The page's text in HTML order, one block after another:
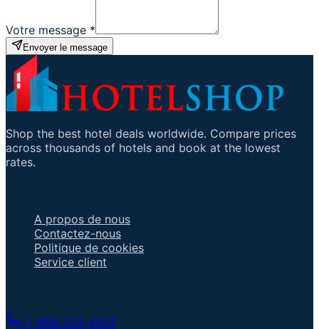
Votre message *
Envoyer le message
Shop the best hotel deals worldwide. Compare prices
across thousands of hotels and book at the lowest
rates.
A propos de nous
Contactez-nous
Politique de cookies
Service client
+1 858-222-4037